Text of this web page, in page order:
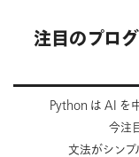
注目のプロ
Python は AI を
今注
文法がシン